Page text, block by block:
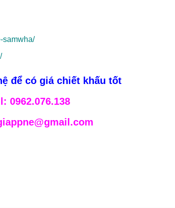
samwha/
để có giá chiết khấu tốt
0962.076.138